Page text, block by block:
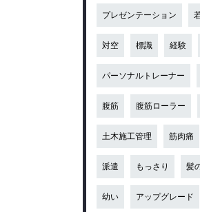
プレゼンテーション
対空 標識 経験
パーソナルトレーナー
腹筋 腹筋ローラー
土木施工管理 筋肉痛
派遣 もっさり 髪
幼い アップグレード